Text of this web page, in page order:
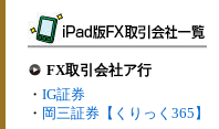
FX取引会社ア行
・ IG証券
・ 岡三証券【くりっく365】